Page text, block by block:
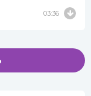
03:36